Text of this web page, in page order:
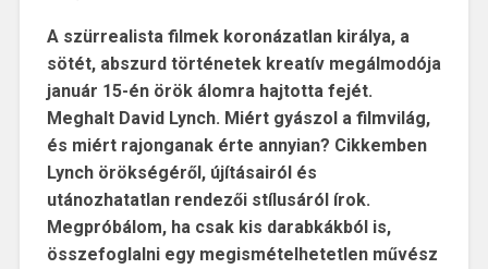
A szürrealista filmek koronázatlan királya, a
sötét, abszurd történetek kreatív megálmodója
január 15-én örök álomra hajtotta fejét.
Meghalt David Lynch. Miért gyászol a filmvilág,
és miért rajonganak érte annyian? Cikkemben
Lynch örökségéről, újításairól és
utánozhatatlan rendezői stílusáról írok.
Megpróbálom, ha csak kis darabkákból is,
összefoglalni egy megismételhetetlen művész